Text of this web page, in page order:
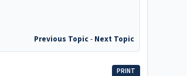
Previous Topic- Next Topic
PRINT